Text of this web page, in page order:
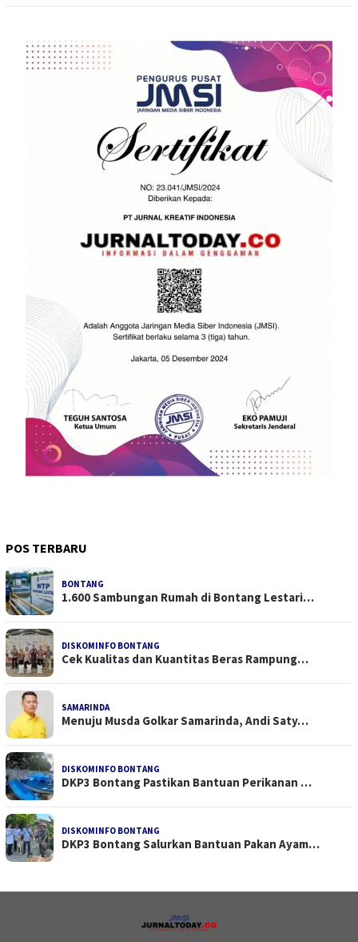
POS TERBARU
BONTANG
1.600 Sambungan Rumah di Bontang Lestari…
DISKOMINFO BONTANG
Cek Kualitas dan Kuantitas Beras Rampung…
SAMARINDA
Menuju Musda Golkar Samarinda, Andi Saty…
DISKOMINFO BONTANG
DKP3 Bontang Pastikan Bantuan Perikanan …
DISKOMINFO BONTANG
DKP3 Bontang Salurkan Bantuan Pakan Ayam…